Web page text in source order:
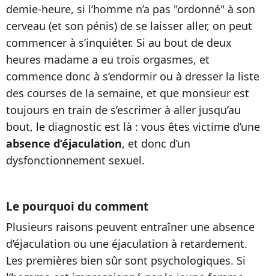
demie-heure, si l’homme n’a pas "ordonné" à son
cerveau (et son pénis) de se laisser aller, on peut
commencer à s’inquiéter. Si au bout de deux
heures madame a eu trois orgasmes, et
commence donc à s’endormir ou à dresser la liste
des courses de la semaine, et que monsieur est
toujours en train de s’escrimer à aller jusqu’au
bout, le diagnostic est là : vous êtes victime d’une
absence d’éjaculation, et donc d’un
dysfonctionnement sexuel.
Le pourquoi du comment
Plusieurs raisons peuvent entraîner une absence
d’éjaculation ou une éjaculation à retardement.
Les premières bien sûr sont psychologiques. Si